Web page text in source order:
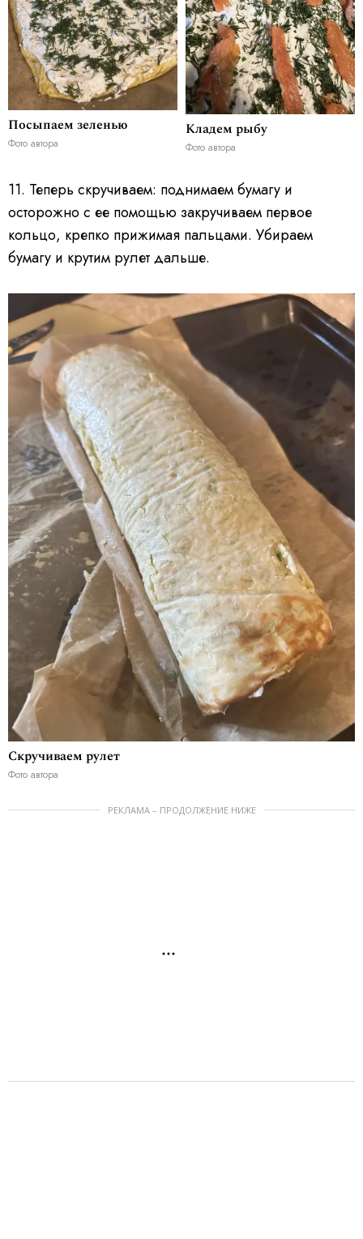
Посыпаем зеленью
Фото автора
Кладем рыбу
Фото автора
11. Теперь скручиваем: поднимаем бумагу и
осторожно с ее помощью закручиваем первое
кольцо, крепко прижимая пальцами. Убираем
бумагу и крутим рулет дальше.
Скручиваем рулет
Фото автора
РЕКЛАМА – ПРОДОЛЖЕНИЕ НИЖЕ